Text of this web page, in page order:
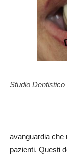
Studio
avanguardia che
pazienti. Questi